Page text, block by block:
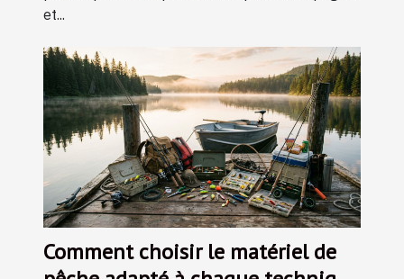
et...
Comment choisir le matériel de